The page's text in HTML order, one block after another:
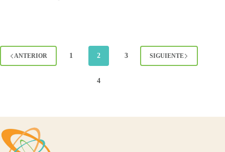
ANTERIOR 1 2 3
4
SIGUIENTE